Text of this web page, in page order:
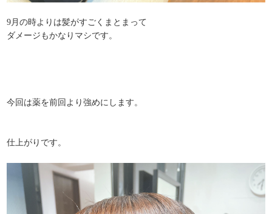
9月の時よりは髪がすごくまとまって
ダメージもかなりマシです。
今回は薬を前回より強めにします。
仕上がりです。